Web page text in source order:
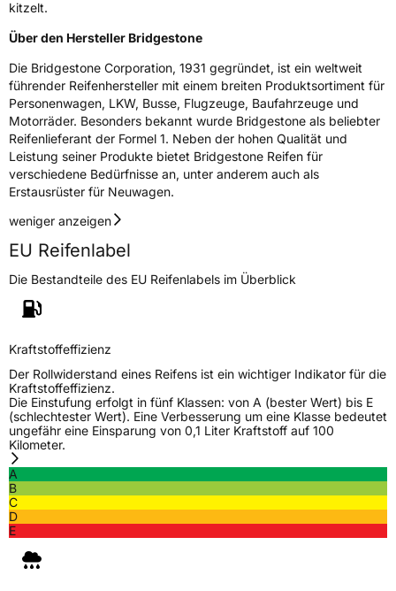
kitzelt.
Über den Hersteller Bridgestone
Die Bridgestone Corporation, 1931 gegründet, ist ein weltweit
führender Reifenhersteller mit einem breiten Produktsortiment für
Personenwagen, LKW, Busse, Flugzeuge, Baufahrzeuge und
Motorräder. Besonders bekannt wurde Bridgestone als beliebter
Reifenlieferant der Formel 1. Neben der hohen Qualität und
Leistung seiner Produkte bietet Bridgestone Reifen für
verschiedene Bedürfnisse an, unter anderem auch als
Erstausrüster für Neuwagen.
weniger anzeigen
EU Reifenlabel
Die Bestandteile des EU Reifenlabels im Überblick
Kraftstoffeffizienz
Der Rollwiderstand eines Reifens ist ein wichtiger Indikator für die
Kraftstoffeffizienz.
Die Einstufung erfolgt in fünf Klassen: von A (bester Wert) bis E
(schlechtester Wert). Eine Verbesserung um eine Klasse bedeutet
ungefähr eine Einsparung von 0,1 Liter Kraftstoff auf 100
Kilometer.
A
B
C
D
E